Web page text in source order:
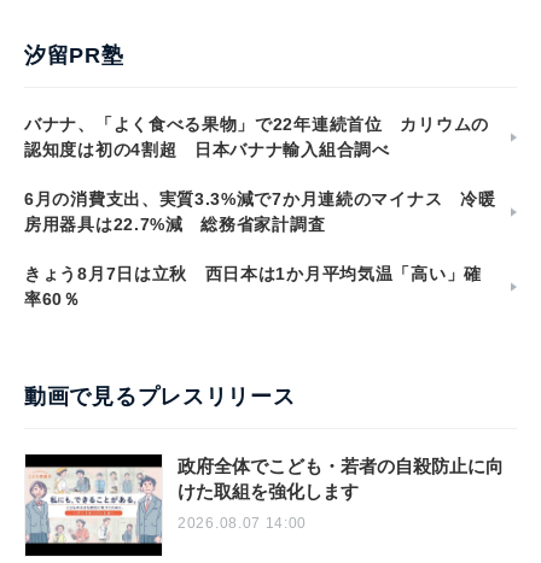
汐留PR塾
バナナ、「よく食べる果物」で22年連続首位 カリウムの
認知度は初の4割超 日本バナナ輸入組合調べ
6月の消費支出、実質3.3%減で7か月連続のマイナス 冷暖
房用器具は22.7%減 総務省家計調査
きょう8月7日は立秋 西日本は1か月平均気温「高い」確
率60％
動画で見るプレスリリース
政府全体でこども・若者の自殺防止に向
けた取組を強化します
2026.08.07 14:00